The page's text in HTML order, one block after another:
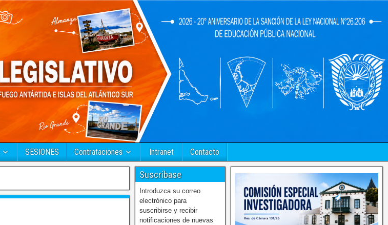
SESIONES Contrataciones Intranet Contacto
Suscríbase
Introduzca su correo
electrónico para
suscribirse y recibir
notificaciones de nuevas